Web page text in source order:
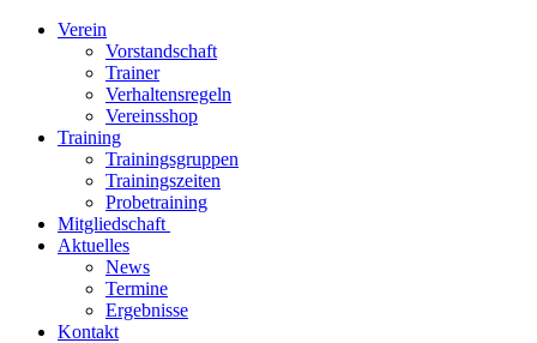
Verein
Vorstandschaft
Trainer
Verhaltensregeln
Vereinsshop
Training
Trainingsgruppen
Trainingszeiten
Probetraining
Mitgliedschaft
Aktuelles
News
Termine
Ergebnisse
Kontakt